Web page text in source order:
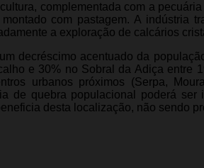
complementada com a
com pastagem. A indústria
a exploração de calcários
decréscimo acentuado da
e 30% no Sobral da Adiça entre
urbanos próximos (Serpa,
de quebra populacional poderá
desta localização, não sendo